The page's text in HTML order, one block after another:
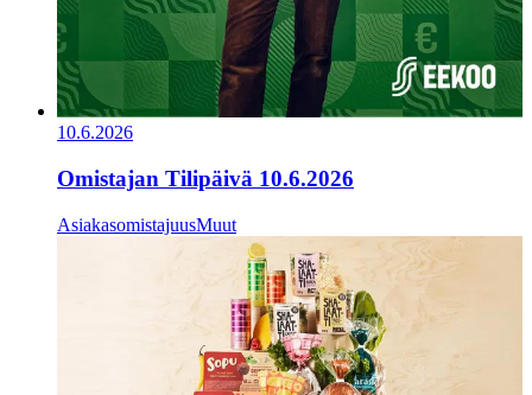
10.6.2026
Omistajan Tilipäivä 10.6.2026
AsiakasomistajuusMuut